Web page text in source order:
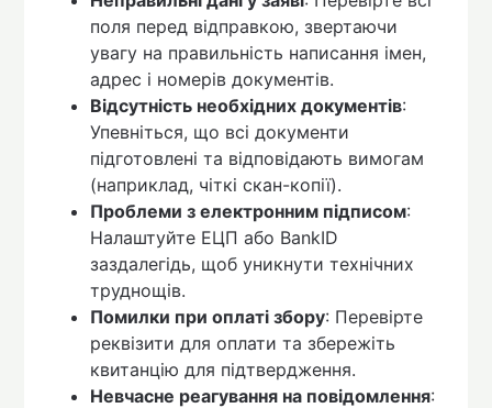
поля перед відправкою, звертаючи
увагу на правильність написання імен,
адрес і номерів документів.
Відсутність необхідних документів:
Упевніться, що всі документи
підготовлені та відповідають вимогам
(наприклад, чіткі скан-копії).
Проблеми з електронним підписом:
Налаштуйте ЕЦП або BankID
заздалегідь, щоб уникнути технічних
труднощів.
Помилки при оплаті збору: Перевірте
реквізити для оплати та збережіть
квитанцію для підтвердження.
Невчасне реагування на повідомлення: